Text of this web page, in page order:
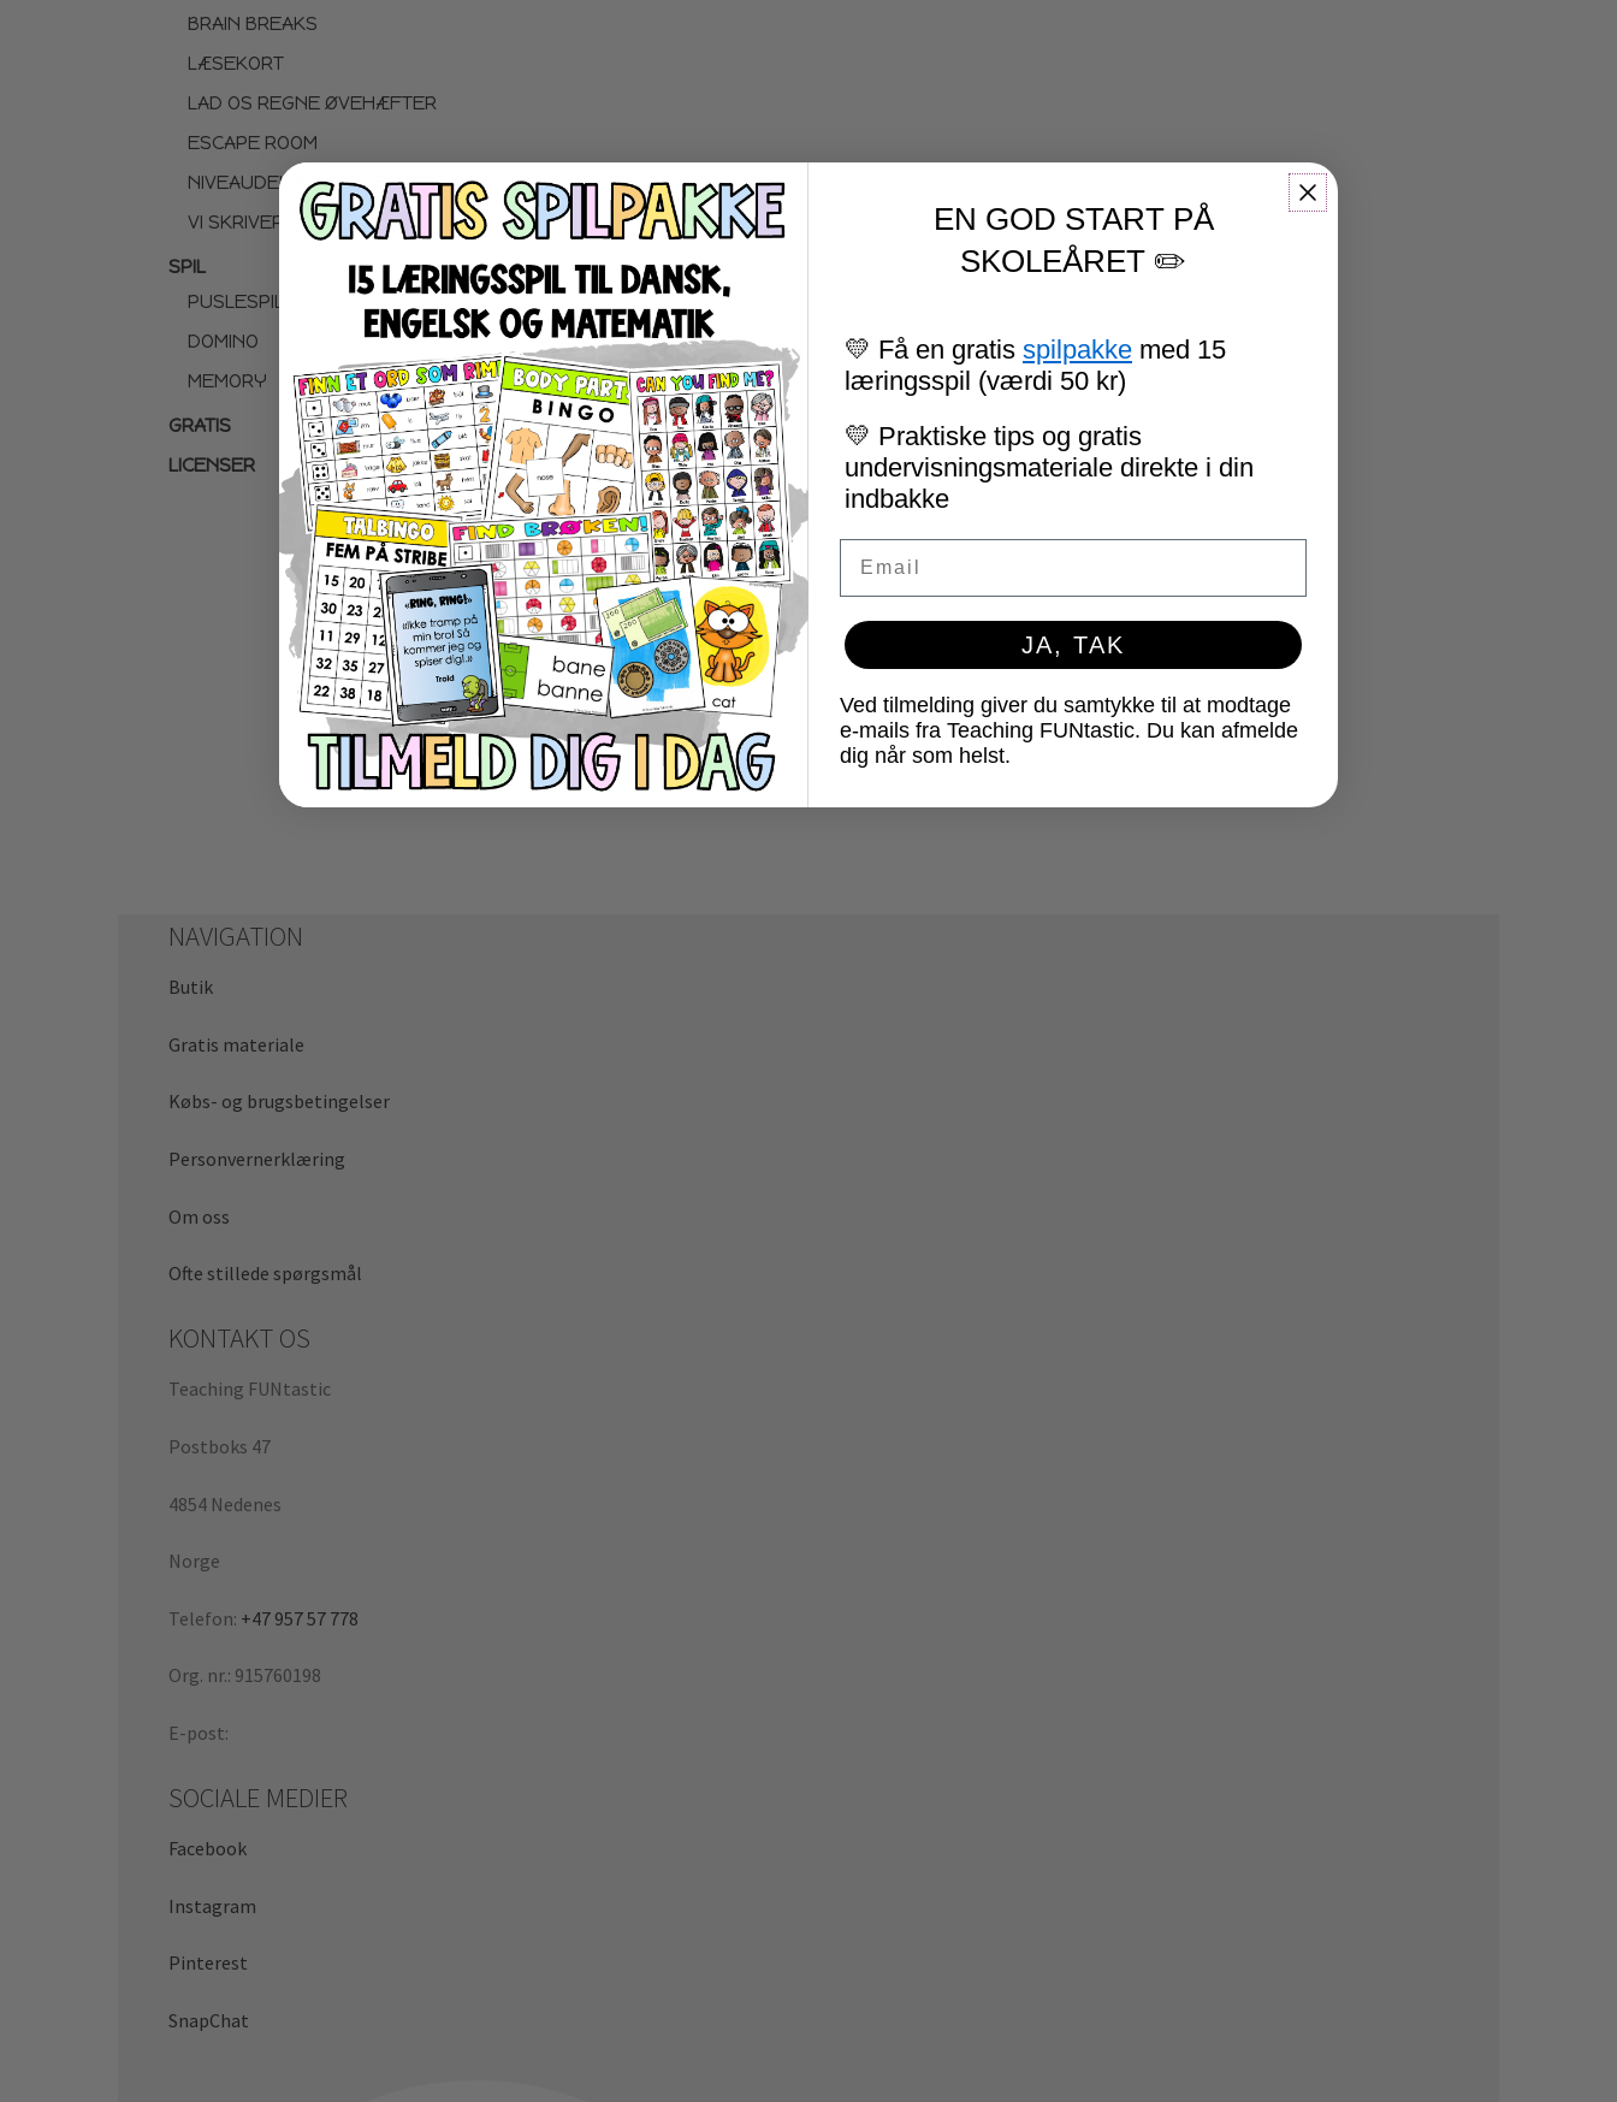
BRAIN BREAKS
LÆSEKORT
LAD OS REGNE ØVEHÆFTER
ESCAPE ROOM
NIVEAUDELTE LÆSETEKSTER
VI SKRIVER
SPIL
PUSLESPIL
DOMINO
MEMORY
GRATIS
LICENSER
Sticky Words – systematisk arbejde
med 500 højfrekvente ord på
engelsk
50kr.
Læs mere
NAVIGATION
Butik
Gratis materiale
Købs- og brugsbetingelser
Personvernerklæring
Om oss
Ofte stillede spørgsmål
KONTAKT OS
Teaching FUNtastic
Postboks 47
4854 Nedenes
Norge
Telefon: +47 957 57 778
Org. nr.: 915760198
E-post:
SOCIALE MEDIER
Facebook
Instagram
Pinterest
SnapChat
EN GOD START PÅ
SKOLEÅRET ✏️
💛 Få en gratis spilpakke med 15
læringsspil (værdi 50 kr)
💛 Praktiske tips og gratis
undervisningsmateriale direkte i din
indbakke
JA, TAK
Ved tilmelding giver du samtykke til at modtage
e-mails fra Teaching FUNtastic. Du kan afmelde
dig når som helst.